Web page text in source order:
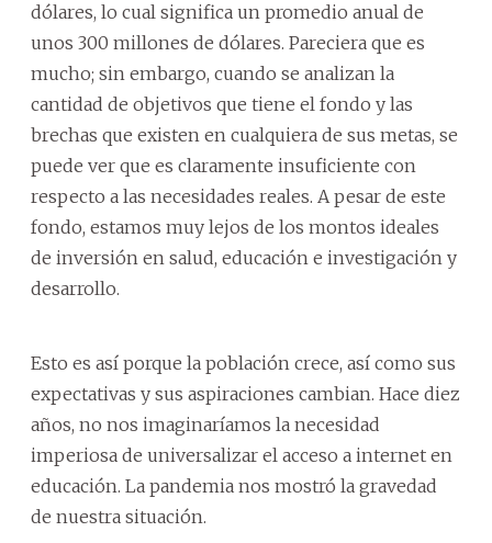
dólares, lo cual significa un promedio anual de
unos 300 millones de dólares. Pareciera que es
mucho; sin embargo, cuando se analizan la
cantidad de objetivos que tiene el fondo y las
brechas que existen en cualquiera de sus metas, se
puede ver que es claramente insuficiente con
respecto a las necesidades reales. A pesar de este
fondo, estamos muy lejos de los montos ideales
de inversión en salud, educación e investigación y
desarrollo.
Esto es así porque la población crece, así como sus
expectativas y sus aspiraciones cambian. Hace diez
años, no nos imaginaríamos la necesidad
imperiosa de universalizar el acceso a internet en
educación. La pandemia nos mostró la gravedad
de nuestra situación.